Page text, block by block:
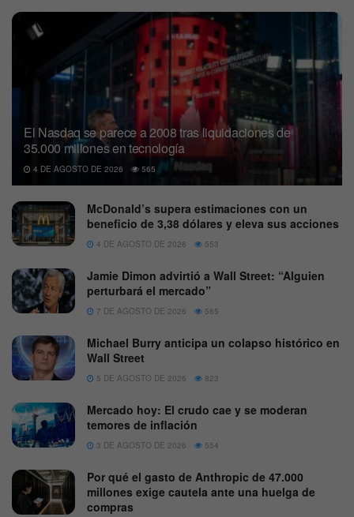
El Nasdaq se parece a 2008 tras liquidaciones de
35.000 millones en tecnología
4 DE AGOSTO DE 2026 565
McDonald’s supera estimaciones con un
beneficio de 3,38 dólares y eleva sus acciones
4 DE AGOSTO DE 2026 553
Jamie Dimon advirtió a Wall Street: “Alguien
perturbará el mercado”
7 DE AGOSTO DE 2026 565
Michael Burry anticipa un colapso histórico en
Wall Street
5 DE AGOSTO DE 2026 823
Mercado hoy: El crudo cae y se moderan
temores de inflación
3 DE AGOSTO DE 2026 554
Por qué el gasto de Anthropic de 47.000
millones exige cautela ante una huelga de
compras